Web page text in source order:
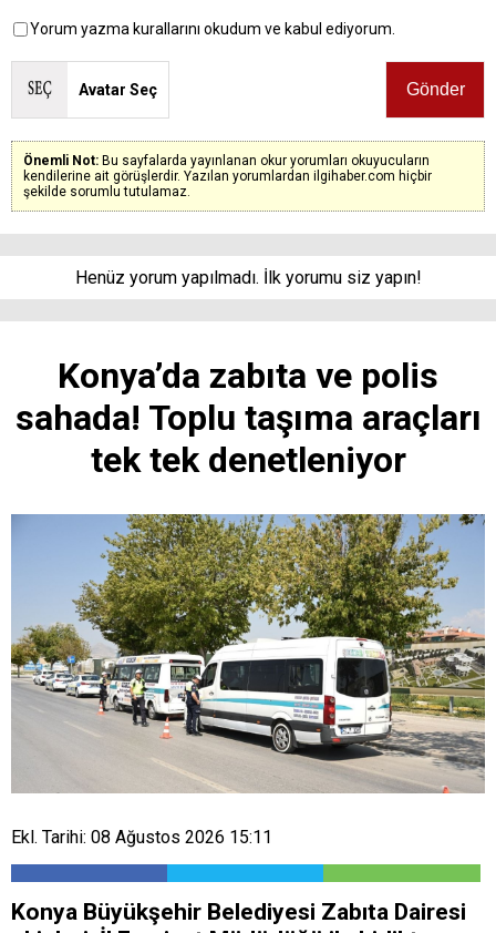
Yorum yazma kurallarını okudum ve kabul ediyorum.
Avatar Seç
Önemli Not: Bu sayfalarda yayınlanan okur yorumları okuyucuların
kendilerine ait görüşlerdir. Yazılan yorumlardan ilgihaber.com hiçbir
şekilde sorumlu tutulamaz.
Henüz yorum yapılmadı. İlk yorumu siz yapın!
Konya’da zabıta ve polis
sahada! Toplu taşıma araçları
tek tek denetleniyor
Ekl. Tarihi: 08 Ağustos 2026 15:11
Konya Büyükşehir Belediyesi Zabıta Dairesi